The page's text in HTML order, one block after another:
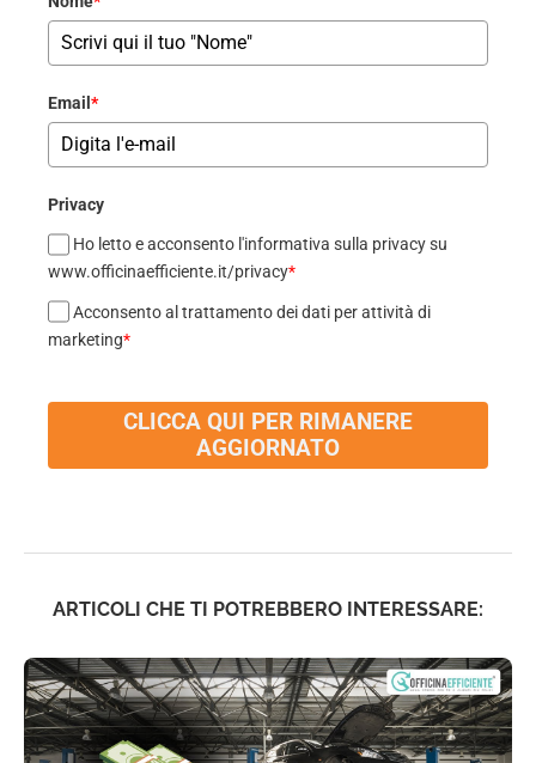
Email *
Privacy
Ho letto e acconsento l'informativa sulla privacy su
www.officinaefficiente.it/privacy*
Acconsento al trattamento dei dati per attività di
marketing*
CLICCA QUI PER RIMANERE
AGGIORNATO
ARTICOLI CHE TI POTREBBERO INTERESSARE: